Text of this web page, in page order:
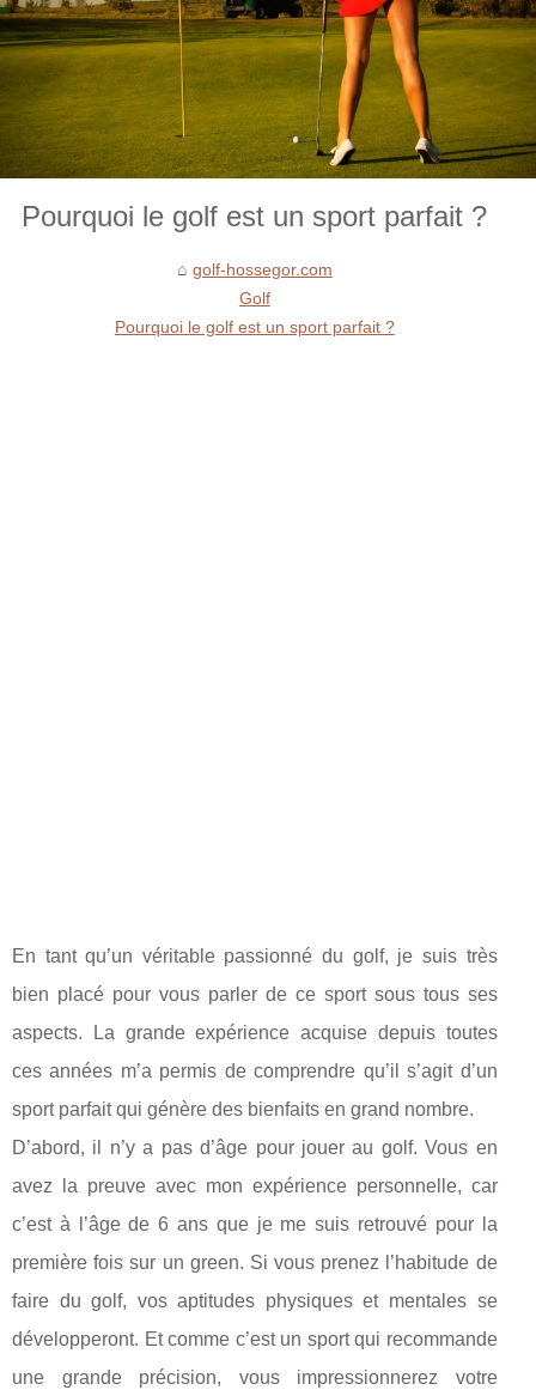
Pourquoi le golf est un sport parfait ?
golf-hossegor.com
Golf
Pourquoi le golf est un sport parfait ?
En tant qu’un véritable passionné du golf, je suis très
bien placé pour vous parler de ce sport sous tous ses
aspects. La grande expérience acquise depuis toutes
ces années m’a permis de comprendre qu’il s’agit d’un
sport parfait qui génère des bienfaits en grand nombre.
D’abord, il n’y a pas d’âge pour jouer au golf. Vous en
avez la preuve avec mon expérience personnelle, car
c’est à l’âge de 6 ans que je me suis retrouvé pour la
première fois sur un green. Si vous prenez l’habitude de
faire du golf, vos aptitudes physiques et mentales se
développeront. Et comme c’est un sport qui recommande
une grande précision, vous impressionnerez votre